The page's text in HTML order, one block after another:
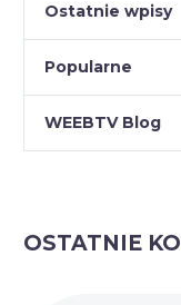
Ostatnie wpisy
Popularne
WEEBTV Blog
OSTATNIE